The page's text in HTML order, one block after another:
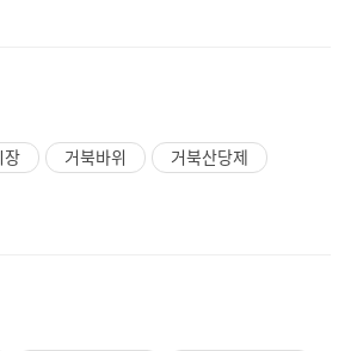
장 거북바위
거북산당제